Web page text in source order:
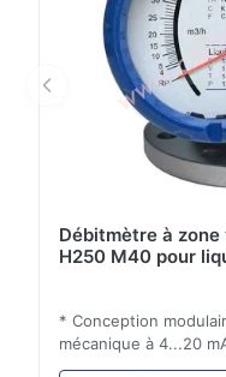
Débitmètre à
H250 M40 pour
* Conception
mécanique à 4...20
Profibus-PA et